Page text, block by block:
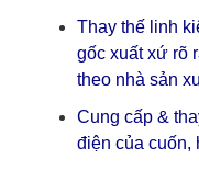
Thay thế linh
gốc xuất xứ rõ
theo nhà sản
Cung cấp &
điện của cuốn,